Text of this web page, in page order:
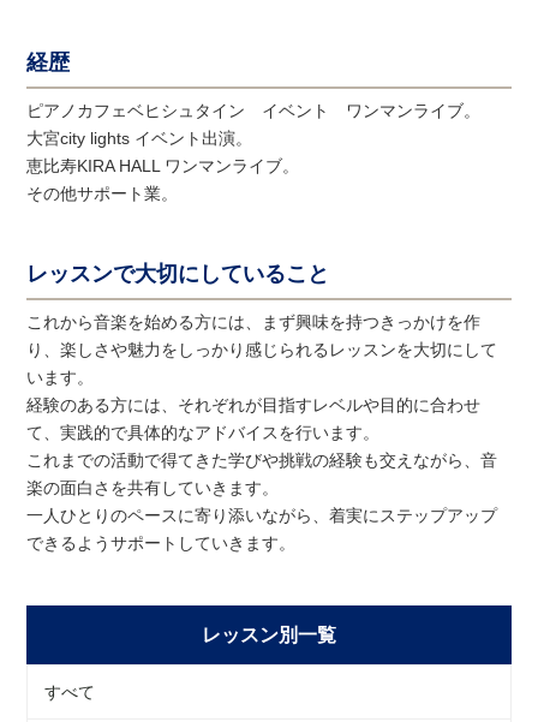
経歴
ピアノカフェベヒシュタイン イベント ワンマンライブ。
大宮city lights イベント出演。
恵比寿KIRA HALL ワンマンライブ。
その他サポート業。
レッスンで大切にしていること
これから音楽を始める方には、まず興味を持つきっかけを作
り、楽しさや魅力をしっかり感じられるレッスンを大切にして
います。
経験のある方には、それぞれが目指すレベルや目的に合わせ
て、実践的で具体的なアドバイスを行います。
これまでの活動で得てきた学びや挑戦の経験も交えながら、音
楽の面白さを共有していきます。
一人ひとりのペースに寄り添いながら、着実にステップアップ
できるようサポートしていきます。
レッスン別一覧
すべて